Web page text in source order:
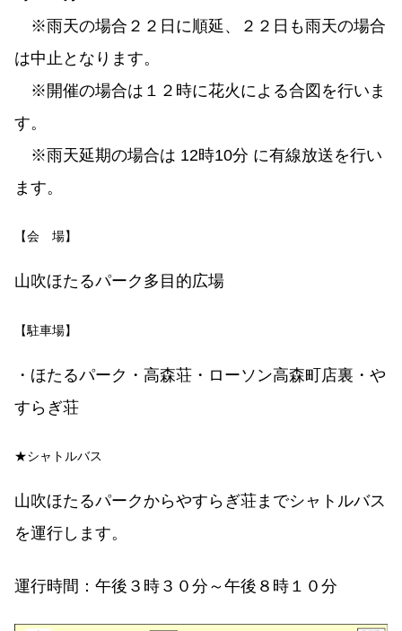
※雨天の場合２２日に順延、２２日も雨天の場合
は中止となります。
※開催の場合は１２時に花火による合図を行いま
す。
※雨天延期の場合は 12時10分 に有線放送を行い
ます。
【会 場】
山吹ほたるパーク多目的広場
【駐車場】
・ほたるパーク・高森荘・ローソン高森町店裏・や
すらぎ荘
★シャトルバス
山吹ほたるパークからやすらぎ荘までシャトルバス
を運行します。
運行時間：午後３時３０分～午後８時１０分